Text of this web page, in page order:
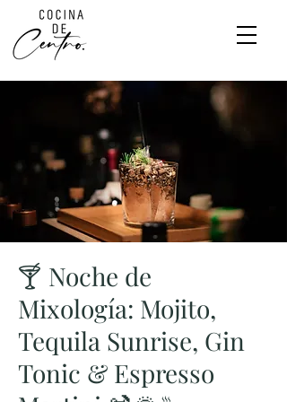
🍸 Noche de
Mixología: Mojito,
Tequila Sunrise, Gin
Tonic & Espresso